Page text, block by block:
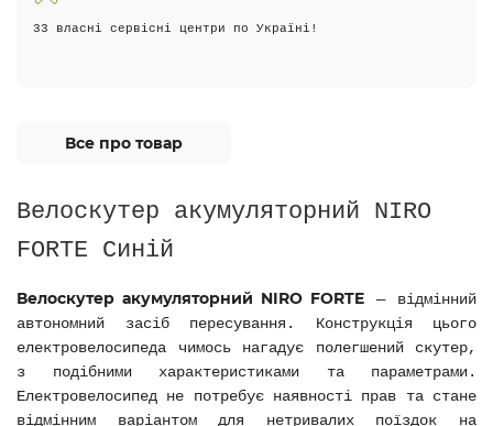
33 власні сервісні центри по Україні!
Все про товар
Велоскутер акумуляторний NIRO
FORTE Синій
Велоскутер акумуляторний NIRO FORTE — відмінний
автономний засіб пересування. Конструкція цього
електровелосипеда чимось нагадує полегшений скутер,
з подібними характеристиками та параметрами.
Електровелосипед не потребує наявності прав та стане
відмінним варіантом для нетривалих поїздок на